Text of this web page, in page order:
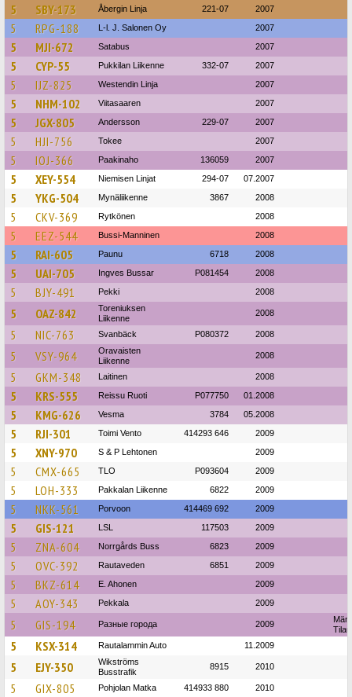
5 SBY-173 Åbergin Linja 221-07 2007
5 RPG-188 L-l. J. Salonen Oy 2007
5 MJI-672 Satabus 2007
5 CYP-55 Pukkilan Liikenne 332-07 2007
5 IJZ-825 Westendin Linja 2007
5 NHM-102 Viitasaaren 2007
5 JGX-805 Andersson 229-07 2007
5 HJI-756 Tokee 2007
5 IOJ-366 Paakinaho 136059 2007
5 XEY-554 Niemisen Linjat 294-07 07.2007
5 YKG-504 Mynäliikenne 3867 2008
5 CKV-369 Rytkönen 2008
5 EEZ-544 Bussi-Manninen 2008
5 RAI-605 Paunu 6718 2008
5 UAI-705 Ingves Bussar P081454 2008
5 BJY-491 Pekki 2008
5 OAZ-842
Toreniuksen
Liikenne
2008
5 NIC-763 Svanbäck P080372 2008
5 VSY-964
Oravaisten
Liikenne
2008
5 GKM-348 Laitinen 2008
5 KRS-555 Reissu Ruoti P077750 01.2008
5 KMG-626 Vesma 3784 05.2008
5 RJI-301 Toimi Vento 414293 646 2009
5 XNY-970 S & P Lehtonen 2009
5 CMX-665 TLO P093604 2009
5 LOH-333 Pakkalan Liikenne 6822 2009
5 NKK-561 Porvoon 414469 692 2009
5 GIS-121 LSL 117503 2009
5 ZNA-604 Norrgårds Buss 6823 2009
5 OVC-392 Rautaveden 6851 2009
5 BKZ-614 E. Ahonen 2009
5 AOY-343 Pekkala 2009
5 GIS-194 Разные города 2009
5 KSX-314 Rautalammin Auto 11.2009
5 EJY-350
Wikströms
Busstrafik
8915 2010
5 GIX-805 Pohjolan Matka 414933 880 2010